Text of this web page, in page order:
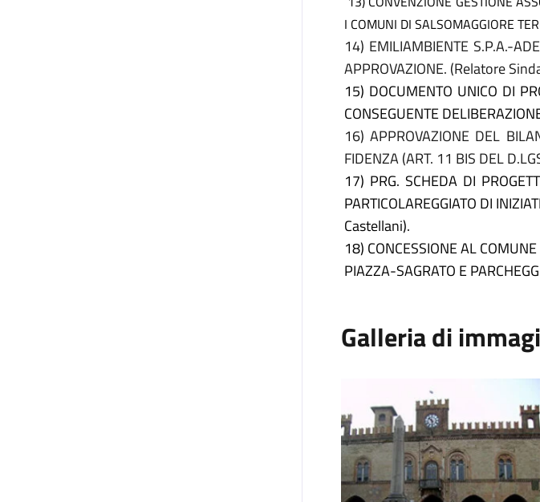
I COMUNI DI SALSOMAGGIORE
14) EMILIAMBIENTE S.P.A.-
APPROVAZIONE. (Relatore
15) DOCUMENTO UNICO DI
CONSEGUENTE
16) APPROVAZIONE DEL
FIDENZA (ART. 11 BIS DEL
17) PRG. SCHEDA DI
PARTICOLAREGGIATO DI
Castellani).
18) CONCESSIONE AL
PIAZZA-SAGRATO E
Galleria di